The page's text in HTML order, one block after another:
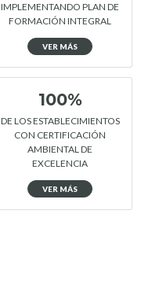
IMPLEMENTANDO PLAN DE
FORMACIÓN INTEGRAL
VER MÁS
100%
DE LOS ESTABLECIMIENTOS
CON CERTIFICACIÓN
AMBIENTAL DE
EXCELENCIA
VER MÁS